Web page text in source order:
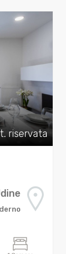
riservata